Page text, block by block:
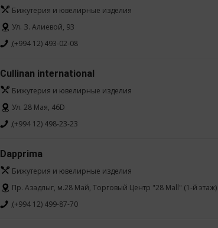
Бижутерия и ювелирные изделия
Ул. З. Алиевой, 93
(+994 12) 493-02-08
Cullinan international
Бижутерия и ювелирные изделия
Ул. 28 Мая, 46D
(+994 12) 498-23-23
Dapprima
Бижутерия и ювелирные изделия
Пр. Азадлыг, м.28 Май, Торговый Центр "28 Mall" (1-й этаж)
(+994 12) 499-87-70